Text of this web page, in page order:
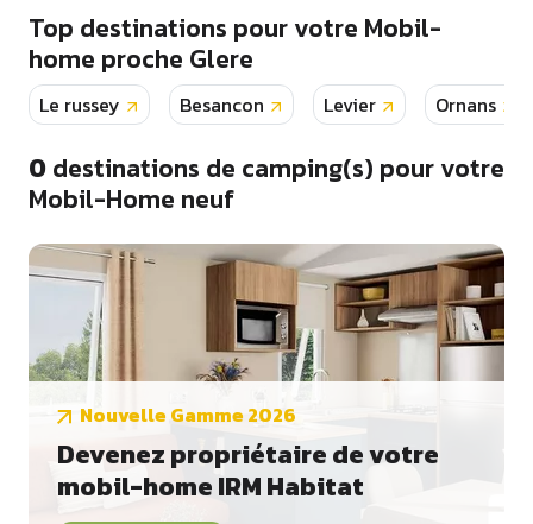
Top destinations pour votre Mobil-
home proche Glere
Le russey Besancon Levier Ornans
0destinations de camping(s) pour votre
Mobil-Home neuf
Nouvelle Gamme 2026
Devenez propriétaire de votre
mobil-home IRM Habitat